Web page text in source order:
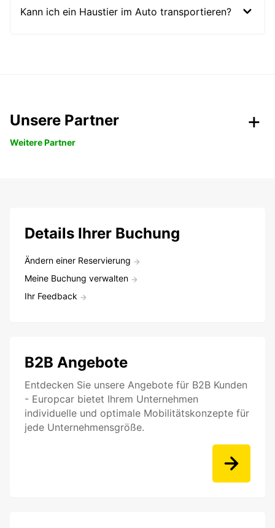
Kann ich ein Haustier im Auto transportieren?
Unsere Partner
Weitere Partner
Details Ihrer Buchung
Ändern einer Reservierung
Meine Buchung verwalten
Ihr Feedback
B2B Angebote
Entdecken Sie unsere Angebote für B2B Kunden
- Europcar bietet Ihrem Unternehmen
individuelle und optimale Mobilitätskonzepte für
jede Unternehmensgröße.